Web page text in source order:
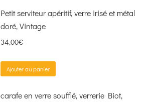
Petit serviteur apéritif, verre irisé et métal
doré, Vintage
34,00€
Ajouter au panier
carafe en verre soufflé, verrerie Biot,